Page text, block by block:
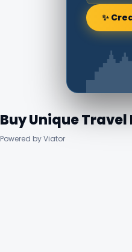
✨
Buy Unique Travel
Powered by Viator